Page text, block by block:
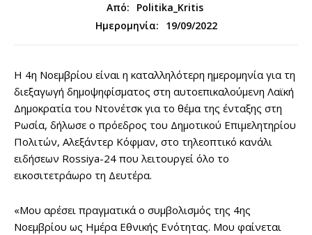
Από:
Politika_Kritis
Ημερομηνία:
19/09/2022
Η 4η Νοεμβρίου είναι η καταλληλότερη ημερομηνία για τη
διεξαγωγή δημοψηφίσματος στη αυτοεπικαλούμενη Λαϊκή
Δημοκρατία του Ντονέτσκ για το θέμα της ένταξης στη
Ρωσία, δήλωσε ο πρόεδρος του Δημοτικού Επιμελητηρίου
Πολιτών, Αλεξάντερ Κόφμαν, στο τηλεοπτικό κανάλι
ειδήσεων Rossiya-24 που λειτουργεί όλο το
εικοσιτετράωρο τη Δευτέρα.
«Μου αρέσει πραγματικά ο συμβολισμός της 4ης
Νοεμβρίου ως Ημέρα Εθνικής Ενότητας. Μου φαίνεται